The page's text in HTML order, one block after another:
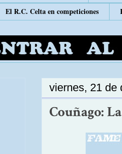
El R.C. Celta en competiciones
viernes, 21 de
Couñago: